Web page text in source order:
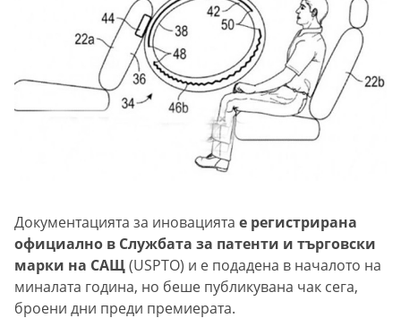
Документацията за иновацията е регистрирана
официално в Службата за патенти и търговски
марки на САЩ(USPTO) и е подадена в началото на
миналата година, но беше публикувана чак сега,
броени дни преди премиерата.